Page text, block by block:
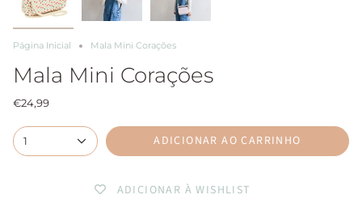
Página Inicial Mala Mini Corações
Mala Mini Corações
€24,99
1 ADICIONAR AO CARRINHO
ADICIONAR À WISHLIST